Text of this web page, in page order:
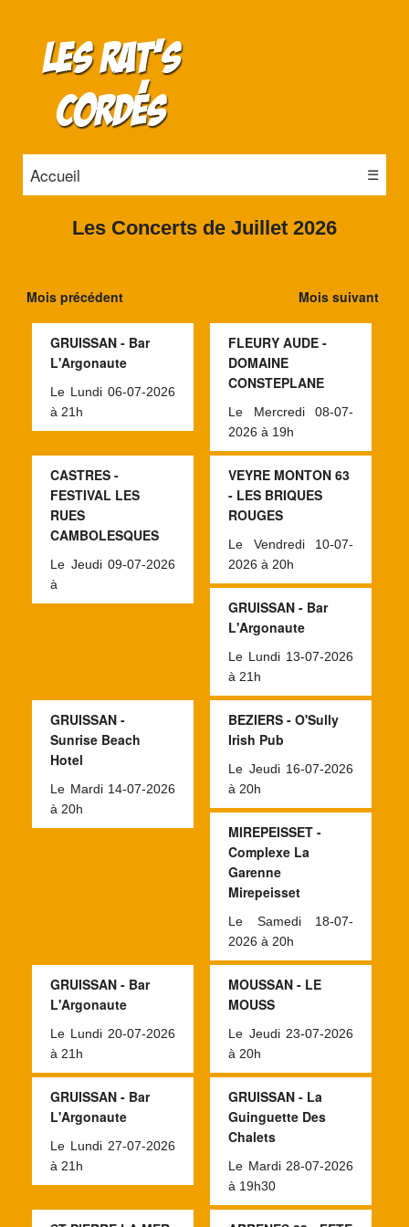
Accueil ☰
Les Concerts de Juillet 2026
Mois précédent Mois suivant
GRUISSAN - Bar
L'Argonaute
Le Lundi 06-07-2026
à 21h
FLEURY AUDE -
DOMAINE
CONSTEPLANE
Le Mercredi 08-07-
2026 à 19h
CASTRES -
FESTIVAL LES
RUES
CAMBOLESQUES
Le Jeudi 09-07-2026
à
VEYRE MONTON 63
- LES BRIQUES
ROUGES
Le Vendredi 10-07-
2026 à 20h
GRUISSAN - Bar
L'Argonaute
Le Lundi 13-07-2026
à 21h
GRUISSAN -
Sunrise Beach
Hotel
Le Mardi 14-07-2026
à 20h
BEZIERS - O'Sully
Irish Pub
Le Jeudi 16-07-2026
à 20h
MIREPEISSET -
Complexe La
Garenne
Mirepeisset
Le Samedi 18-07-
2026 à 20h
GRUISSAN - Bar
L'Argonaute
Le Lundi 20-07-2026
à 21h
MOUSSAN - LE
MOUSS
Le Jeudi 23-07-2026
à 20h
GRUISSAN - Bar
L'Argonaute
Le Lundi 27-07-2026
à 21h
GRUISSAN - La
Guinguette Des
Chalets
Le Mardi 28-07-2026
à 19h30